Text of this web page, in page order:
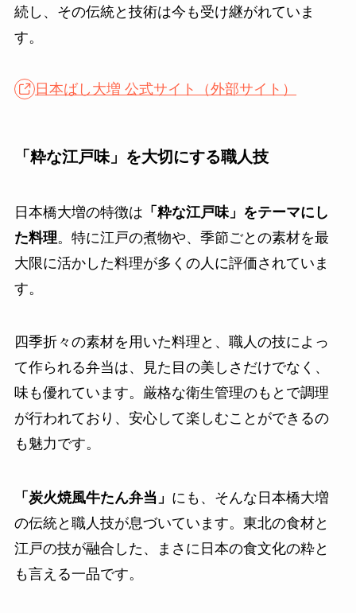
続し、その伝統と技術は今も受け継がれていま
す。
日本ばし大増 公式サイト（外部サイト）
「粋な江戸味」を大切にする職人技
日本橋大増の特徴は 「粋な江戸味」をテーマにし
た料理。特に江戸の煮物や、季節ごとの素材を最
大限に活かした料理が多くの人に評価されていま
す。
四季折々の素材を用いた料理と、職人の技によっ
て作られる弁当は、見た目の美しさだけでなく、
味も優れています。厳格な衛生管理のもとで調理
が行われており、安心して楽しむことができるの
も魅力です。
「炭火焼風牛たん弁当」 にも、そんな日本橋大増
の伝統と職人技が息づいています。東北の食材と
江戸の技が融合した、まさに日本の食文化の粋と
も言える一品です。